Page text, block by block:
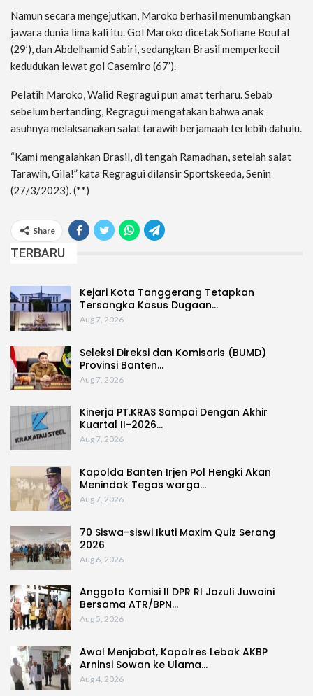
Namun secara mengejutkan, Maroko berhasil menumbangkan
jawara dunia lima kali itu. Gol Maroko dicetak Sofiane Boufal
(29’), dan Abdelhamid Sabiri, sedangkan Brasil memperkecil
kedudukan lewat gol Casemiro (67’).
Pelatih Maroko, Walid Regragui pun amat terharu. Sebab
sebelum bertanding, Regragui mengatakan bahwa anak
asuhnya melaksanakan salat tarawih berjamaah terlebih dahulu.
“Kami mengalahkan Brasil, di tengah Ramadhan, setelah salat
Tarawih, Gila!” kata Regragui dilansir Sportskeeda, Senin
(27/3/2023). (**)
Share
TERBARU
Kejari Kota Tanggerang Tetapkan
Tersangka Kasus Dugaan…
Aug 7, 2026
Seleksi Direksi dan Komisaris (BUMD)
Provinsi Banten…
Aug 7, 2026
Kinerja PT.KRAS Sampai Dengan Akhir
Kuartal II-2026…
Aug 7, 2026
Kapolda Banten Irjen Pol Hengki Akan
Menindak Tegas warga…
Aug 7, 2026
70 Siswa-siswi Ikuti Maxim Quiz Serang
2026
Aug 6, 2026
Anggota Komisi II DPR RI Jazuli Juwaini
Bersama ATR/BPN…
Aug 5, 2026
Awal Menjabat, Kapolres Lebak AKBP
Arninsi Sowan ke Ulama…
Aug 4, 2026